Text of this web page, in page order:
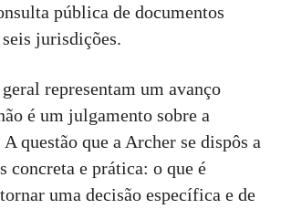
pública de documentos
jurisdições.
representam um avanço
é um julgamento sobre a
questão que a Archer se dispôs a
concreta e prática: o que é
uma decisão específica e de